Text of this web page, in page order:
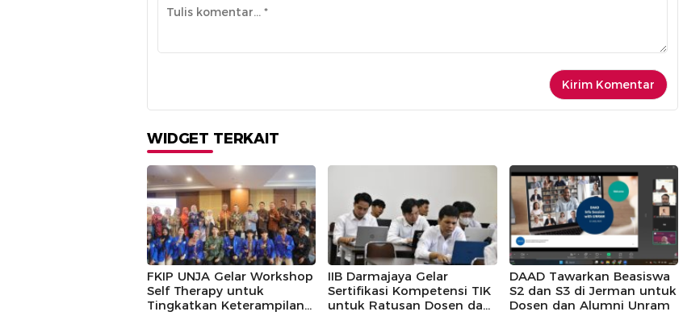
WIDGET TERKAIT
FKIP UNJA Gelar Workshop
Self Therapy untuk
Tingkatkan Keterampilan
IIB Darmajaya Gelar
Sertifikasi Kompetensi TIK
untuk Ratusan Dosen dan
DAAD Tawarkan Beasiswa
S2 dan S3 di Jerman untuk
Dosen dan Alumni Unram